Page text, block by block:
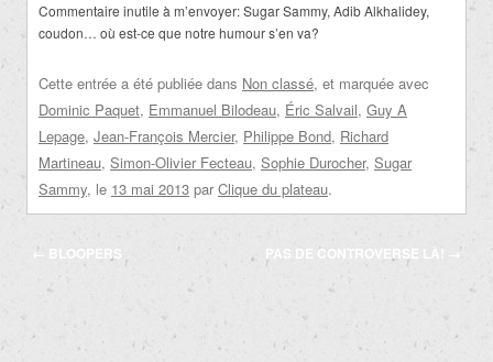
Commentaire inutile à m’envoyer: Sugar Sammy, Adib Alkhalidey,
coudon… où est-ce que notre humour s’en va?
Cette entrée a été publiée dans Non classé, et marquée avec
Dominic Paquet, Emmanuel Bilodeau, Éric Salvail, Guy A
Lepage, Jean-François Mercier, Philippe Bond, Richard
Martineau, Simon-Olivier Fecteau, Sophie Durocher, Sugar
Sammy, le 13 mai 2013 par Clique du plateau.
Navigation
← BLOOPERS PAS DE CONTROVERSE LÀ! →